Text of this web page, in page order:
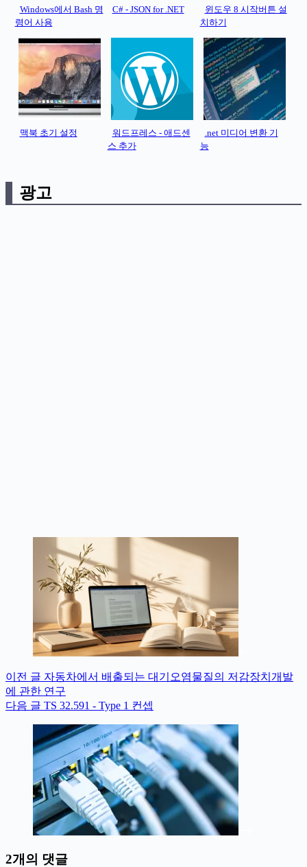
Windows에서 Bash 명
령어 사용
C# - JSON for .NET
윈도우 8 시작버튼 설
치하기
맥북 초기 설정
워드프레스 - 애드센
스 추가
.net 미디어 변환 기
능
광고
이전 글 자동차에서 배출되는 대기오염물질의 저감장치개발
에 관한 연구
다음 글 TS 32.591 - Type 1 컨셉
2개의 댓글